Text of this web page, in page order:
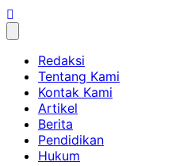
Skip
to
Redaksi
Tentang Kami
Kontak Kami
Artikel
Berita
Pendidikan
Hukum